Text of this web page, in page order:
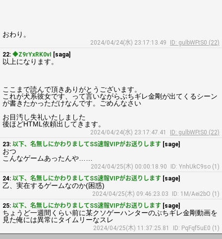
おわり。
2024/04/24(水) 23:17:13.49
ID: gulbWFtS0 (22)
22: ◆Z9rYxRK0vI [saga]
以上になります。
ここまで読んで頂きありがとうございます。
これが犬系彼女です、って言いながらぶちギレ金剛が出てくるシーン
が書きたかっただけなんです。ごめんなさい
お目汚し失礼いたしました
後ほどHTML依頼出してきます。
2024/04/24(水) 23:17:47.41
ID: gulbWFtS0 (22)
23: 以下、名無しにかわりましてSS速報VIPがお送りします [sage]
おつ
こんなゲームあったんや……
2024/04/25(木) 00:00:18.90
ID: YnhUkC9so (1)
24: 以下、名無しにかわりましてSS速報VIPがお送りします [sage]
乙、実在するゲームなのか(困惑)
2024/04/25(木) 09:46:23.03
ID: 1M/Aei2bO (1)
25: 以下、名無しにかわりましてSS速報VIPがお送りします [sage]
ちょうど一週間くらい前に某クソゲーハンターのぶちギレ金剛動画を
見た俺には異常にタイムリーなスレ
2024/04/25(木) 11:37:25.81 ID: PqFqf5uE0 (1)